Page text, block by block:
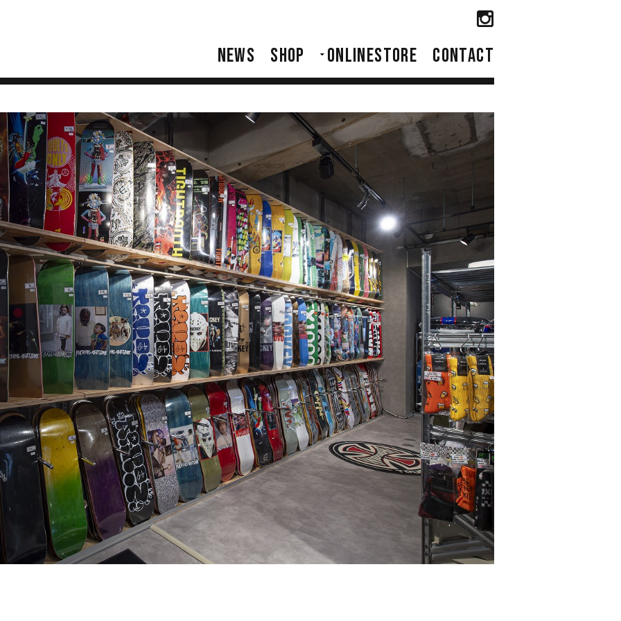
NEWS SHOP ONLINESTORE CONTACT